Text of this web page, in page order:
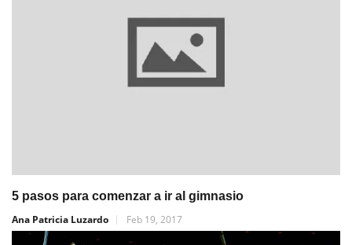
5 pasos para comenzar a ir al gimnasio
Ana Patricia Luzardo
Feb 19, 2017